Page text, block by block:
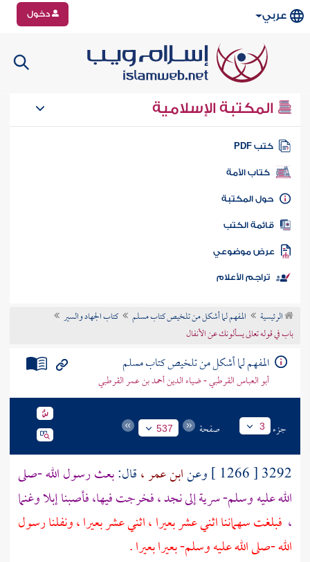
عربي دخول
المكتبة الإسلامية
كتب PDF
كتاب الأمة
المكتبة
الكتب
موضوعي
تراجم الأعلام
الرئيسية المفهم لما أشكل من تلخيص كتاب مسلم
كتاب الجهاد والسير
باب في قوله تعالى يسألونك عن الأنفال
المفهم لما أشكل من تلخيص كتاب مسلم
أبو العباس القرطبي - ضياء الدين أحمد بن عمر القرطبي
جزء 3 صفحة 537
3292 [ 1266 ] وعن ابن عمر ،قال:بعث رسول الله -صلى
الله عليه وسلم- سرية إلىنجد ،فخرجت فيها، فأصبنا إبلا وغنما
، فبلغت سهماننا اثني عشر بعيرا ، اثني عشر بعيرا ، ونفلنا رسول
الله -صلى الله عليه وسلم- بعيرا بعيرا .